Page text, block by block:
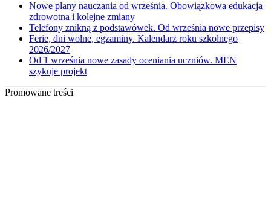
Nowe plany nauczania od września. Obowiązkowa edukacja
zdrowotna i kolejne zmiany
Telefony znikną z podstawówek. Od września nowe przepisy
Ferie, dni wolne, egzaminy. Kalendarz roku szkolnego
2026/2027
Od 1 września nowe zasady oceniania uczniów. MEN
szykuje projekt
Promowane treści